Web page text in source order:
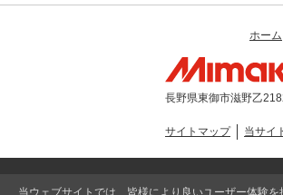
ホーム
長野県東御市滋野乙
サイトマップ 当サイ
当ウェブサイトでは、皆様により良いユーザー体験